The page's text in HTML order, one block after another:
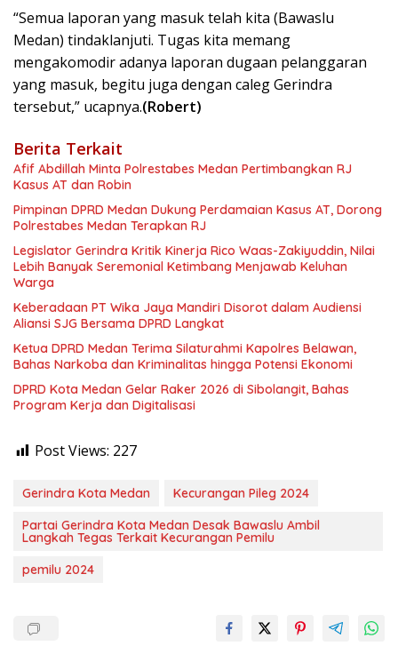
“Semua laporan yang masuk telah kita (Bawaslu
Medan) tindaklanjuti. Tugas kita memang
mengakomodir adanya laporan dugaan pelanggaran
yang masuk, begitu juga dengan caleg Gerindra
tersebut,” ucapnya.(Robert)
Berita Terkait
Afif Abdillah Minta Polrestabes Medan Pertimbangkan RJ
Kasus AT dan Robin
Pimpinan DPRD Medan Dukung Perdamaian Kasus AT, Dorong
Polrestabes Medan Terapkan RJ
Legislator Gerindra Kritik Kinerja Rico Waas-Zakiyuddin, Nilai
Lebih Banyak Seremonial Ketimbang Menjawab Keluhan
Warga
Keberadaan PT Wika Jaya Mandiri Disorot dalam Audiensi
Aliansi SJG Bersama DPRD Langkat
Ketua DPRD Medan Terima Silaturahmi Kapolres Belawan,
Bahas Narkoba dan Kriminalitas hingga Potensi Ekonomi
DPRD Kota Medan Gelar Raker 2026 di Sibolangit, Bahas
Program Kerja dan Digitalisasi
Post Views: 227
Gerindra Kota Medan
Kecurangan Pileg 2024
Partai Gerindra Kota Medan Desak Bawaslu Ambil
Langkah Tegas Terkait Kecurangan Pemilu
pemilu 2024